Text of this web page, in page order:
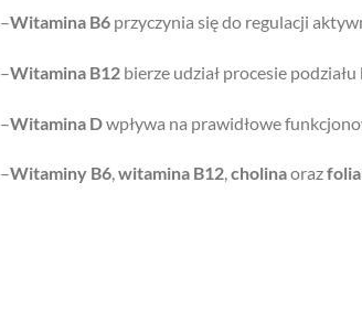
–Witamina B6 przyczynia się do regulacji
–Witamina B12 bierze udział procesie
–Witamina Dwpływa na prawidłowe
–Witaminy B6,witamina B12,cholinaoraz